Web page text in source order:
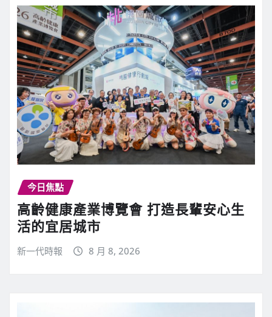
今日焦點
高齡健康產業博覽會 打造長輩安心生
活的宜居城市
新一代時報 8 月 8, 2026